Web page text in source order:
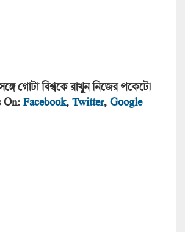
গোটা বিশ্বকে রাখুন নিজের পকেটে।
On: Facebook, Twitter, Google